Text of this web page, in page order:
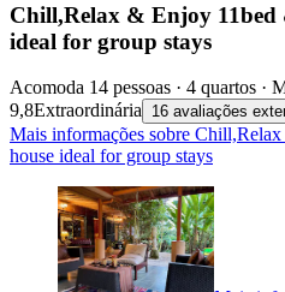
Chill,Relax & Enjoy 11bed
ideal for group stays
Acomoda 14 pessoas · 4 quartos ·
9,8Extraordinária 16 avaliações
Mais informações sobre
house ideal for group stays